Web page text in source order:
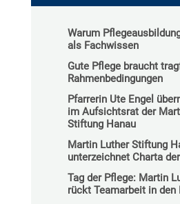
Warum
als Fachwissen
Gute Pflege braucht
Rahmenbedingungen
Pfarrerin Ute Engel
im Aufsichtsrat der
Stiftung Hanau
Martin Luther Stiftung
unterzeichnet Charta
Tag der Pflege: Martin
rückt Teamarbeit in